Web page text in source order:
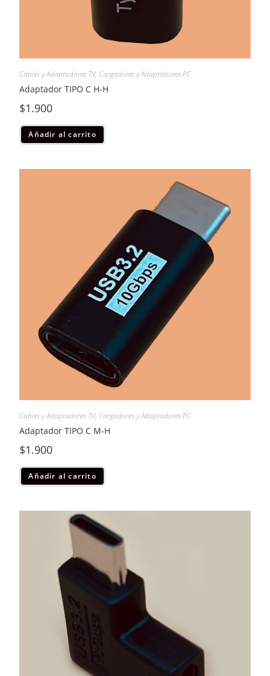
Cables y Adaptadores TV, Cargadores y Adaptadores PC
Adaptador TIPO C H-H
$1.900
Añadir al carrito
Cables y Adaptadores TV, Cargadores y Adaptadores PC
Adaptador TIPO C M-H
$1.900
Añadir al carrito